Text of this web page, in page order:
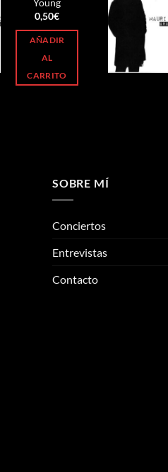
0,50€
AÑADIR
AL
CARRITO
SOBRE MÍ
Conciertos
Entrevistas
Contacto